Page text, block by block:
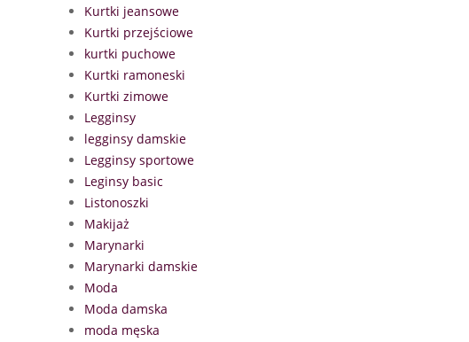
Kurtki jeansowe
Kurtki przejściowe
kurtki puchowe
Kurtki ramoneski
Kurtki zimowe
Legginsy
legginsy damskie
Legginsy sportowe
Leginsy basic
Listonoszki
Makijaż
Marynarki
Marynarki damskie
Moda
Moda damska
moda męska